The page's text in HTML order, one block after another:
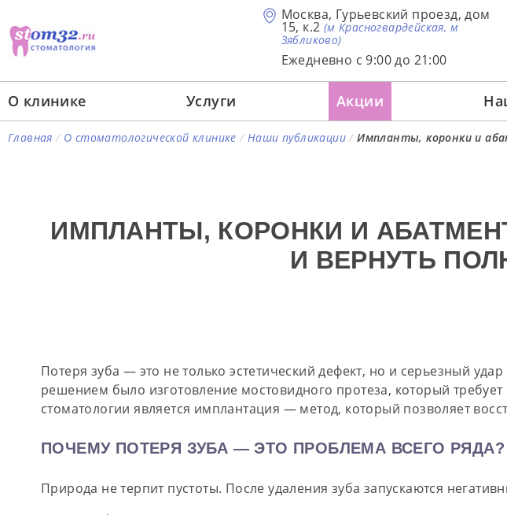
Москва, Гурьевский проезд, дом
15, к.2 (м Красногвардейская, м
Зябликово)
Ежедневно с 9:00 до 21:00
О клинике Услуги Акции
Главная / О стоматологической клинике / Наши публикации / Импланты, коронки и
ИМПЛАНТЫ, КОРОНКИ И
И ВЕРНУТЬ
Потеря зуба — это не только эстетический дефект, но и серьезный
решением было изготовление мостовидного протеза, который
стоматологии является имплантация — метод, который позволяет
ПОЧЕМУ ПОТЕРЯ ЗУБА — ЭТО ПРОБЛЕМА ВСЕГО РЯДА?
Природа не терпит пустоты. После удаления зуба запускаются